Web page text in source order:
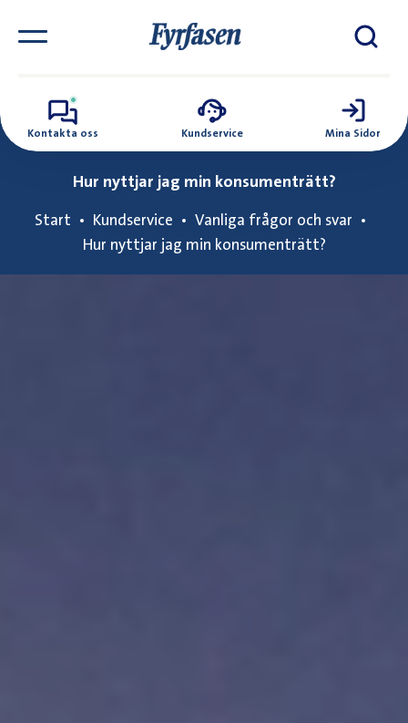
Kontakta oss Kundservice Mina Sidor
Hur nyttjar jag min konsumenträtt?
Start Kundservice
Vanliga frågor och svar
Hur nyttjar jag min konsumenträtt?